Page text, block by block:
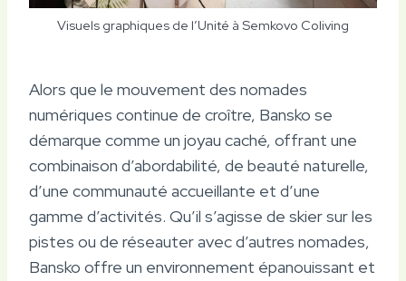
Visuels graphiques de l’Unité à Semkovo Coliving
Alors que le mouvement des nomades
numériques continue de croître, Bansko se
démarque comme un joyau caché, offrant une
combinaison d’abordabilité, de beauté naturelle,
d’une communauté accueillante et d’une
gamme d’activités. Qu’il s’agisse de skier sur les
pistes ou de réseauter avec d’autres nomades,
Bansko offre un environnement épanouissant et